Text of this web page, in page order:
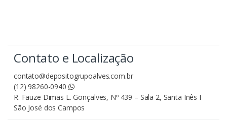
Contato e Localização
contato@depositogrupoalves.com.br
(12) 98260-0940
R. Fauze Dimas L. Gonçalves, Nº 439 – Sala 2, Santa Inês I
São José dos Campos